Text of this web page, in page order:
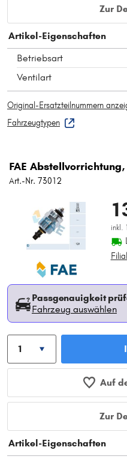
Zur
Artikel-Eigenschaften
Betriebsart
Ventilart
Original-Ersatzteilnummern
Fahrzeugtypen
FAE
Art.-Nr. 73012
inkl.
Passgenauigkeit
Fahrzeug auswählen
Auf
Zur
Artikel-Eigenschaften